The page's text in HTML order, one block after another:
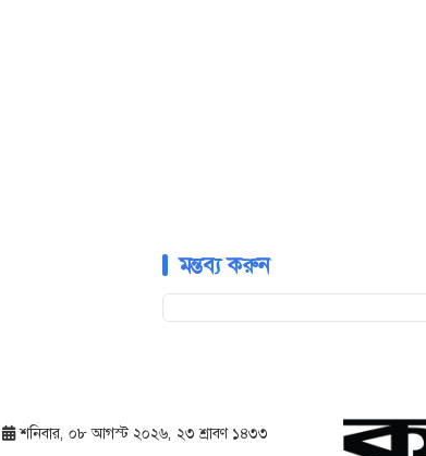
মন্তব্য করুন
শনিবার, ০৮ আগস্ট ২০২৬, ২৩ শ্রাবণ ১৪৩৩